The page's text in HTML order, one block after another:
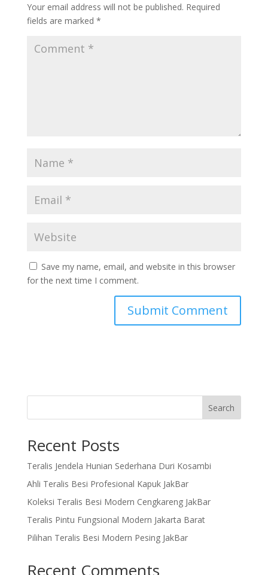
Your email address will not be published. Required
fields are marked *
Save my name, email, and website in this browser
for the next time I comment.
Search
Recent Posts
Teralis Jendela Hunian Sederhana Duri Kosambi
Ahli Teralis Besi Profesional Kapuk JakBar
Koleksi Teralis Besi Modern Cengkareng JakBar
Teralis Pintu Fungsional Modern Jakarta Barat
Pilihan Teralis Besi Modern Pesing JakBar
Recent Comments